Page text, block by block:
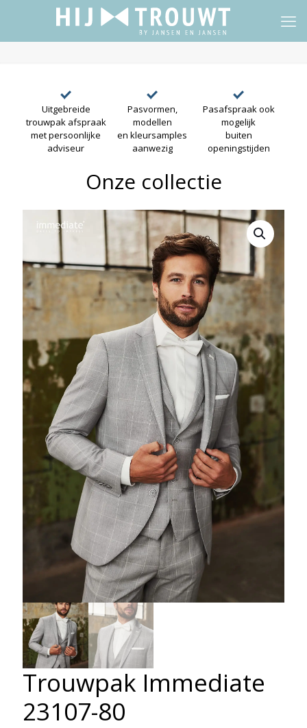
Uitgebreide
trouwpak afspraak
met persoonlijke
adviseur
Pasvormen,
modellen
en kleursamples
aanwezig
Pasafspraak ook
mogelijk
buiten
openingstijden
Onze collectie
Trouwpak Immediate
23107-80